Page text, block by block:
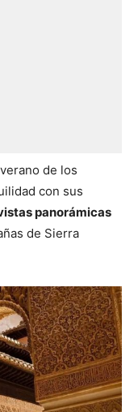
de los
con sus
panorámicas
de Sierra